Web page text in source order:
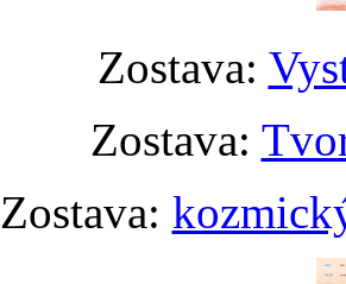
Zostava:
Zostava:
Zostava: